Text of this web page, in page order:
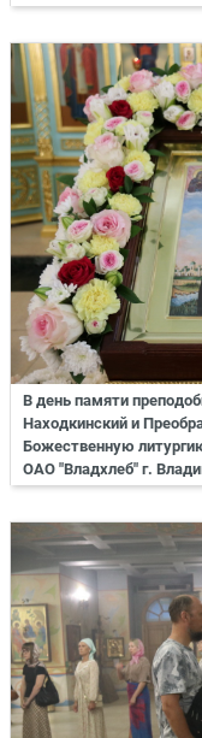
В день памяти
Находкинский и
Божественную
ОАО "Владхлеб" г.